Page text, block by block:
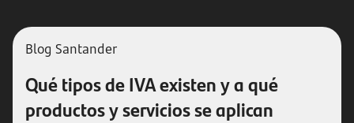
Blog Santander
Qué tipos de IVA existen y a qué
productos y servicios se aplican